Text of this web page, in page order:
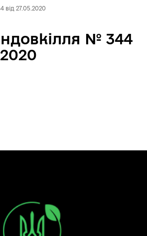
від 27.05.2020
№ 344